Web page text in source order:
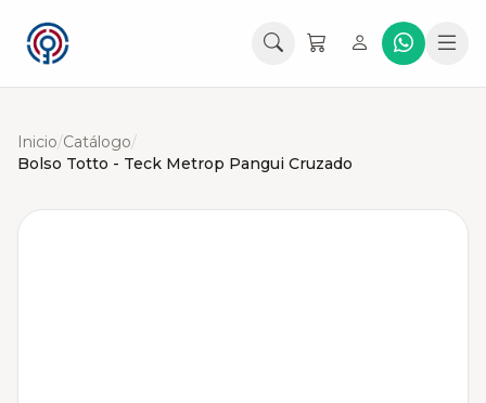
Inicio/Catálogo/
Bolso Totto - Teck Metrop Pangui Cruzado